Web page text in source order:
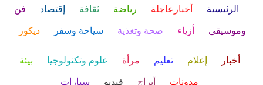
الرئيسية أخبارعاجلة رياضة ثقافة إقتصاد فن
وموسيقى أزياء صحة وتغذية سياحة وسفر ديكور
أخبار إعلام تعليم مرأة علوم وتكنولوجيا بيئة
مدونات أبراج فيديو سيارات